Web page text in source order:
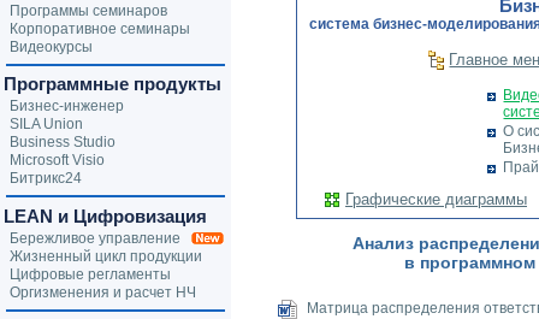
cистема бизнес-
Главное
О
Графические диаграммы
Анализ
в программном
Матрица распределения
Программы семинаров
Корпоративное семинары
Видеокурсы
Программные продукты
Бизнес-инженер
SILA Union
Business Studio
Microsoft Visio
Битрикс24
LEAN и Цифровизация
Бережливое управление
Жизненный цикл продукции
Цифровые регламенты
Оргизменения и расчет НЧ